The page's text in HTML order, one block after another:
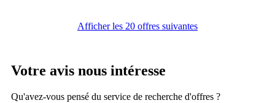
Afficher les 20 offres suivantes
Votre avis nous intéresse
Qu'avez-vous pensé du service de recherche d'offres ?